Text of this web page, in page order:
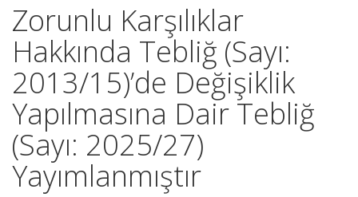
Zorunlu Karşılıklar
Hakkında Tebliğ (Sayı:
2013/15)’de Değişiklik
Yapılmasına Dair Tebliğ
(Sayı: 2025/27)
Yayımlanmıştır